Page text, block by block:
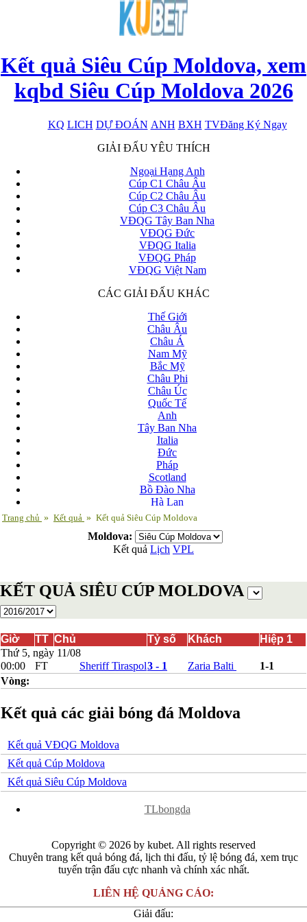
Kết quả Siêu Cúp Moldova, xem
kqbd Siêu Cúp Moldova 2026
KQ LICH DỰ ĐOÁN ANH BXH TVĐăng Ký Ngay
x
GIẢI ĐẤU YÊU THÍCH
Ngoại Hạng Anh
Cúp C1 Châu Âu
Cúp C2 Châu Âu
Cúp C3 Châu Âu
VĐQG Tây Ban Nha
VĐQG Đức
VĐQG Italia
VĐQG Pháp
VĐQG Việt Nam
CÁC GIẢI ĐẤU KHÁC
Thế Giới
Châu Âu
Châu Á
Nam Mỹ
Bắc Mỹ
Châu Phi
Châu Úc
Quốc Tế
Anh
Tây Ban Nha
Italia
Đức
Pháp
Scotland
Bồ Đào Nha
Hà Lan
Nga
Albania
Andorra
Armenia
Belarus
Bắc Macedonia
Bỉ
Croatia
Estonia
Georgia
Hungary
Hy Lạp
Kazakhstan
Liechtenstein
Malta
Moldova
Montenegro
Na Uy
Phần Lan
Rumany
Trang chủ » Kết quả » Kết quả Siêu Cúp Moldova
Moldova:
Kết quả Lịch VPL
KẾT QUẢ SIÊU CÚP MOLDOVA
Giờ TT Chủ Tỷ số Khách
Hiệp 1
Thứ 5, ngày 11/08
00:00
FT Sheriff Tiraspol3 - 1 Zaria Balti
1-1
Vòng:
Kết quả các giải bóng đá Moldova
Kết quả VĐQG Moldova
Kết quả Cúp Moldova
Kết quả Siêu Cúp Moldova
TLbongda
Copyright © 2026 by kubet. All rights reserved
Chuyên trang kết quả bóng đá, lịch thi đấu, tỷ lệ bóng đá, xem trục
tuyến trận đấu cực nhanh và chính xác nhất.
LIÊN HỆ QUẢNG CÁO:
Giải đấu: